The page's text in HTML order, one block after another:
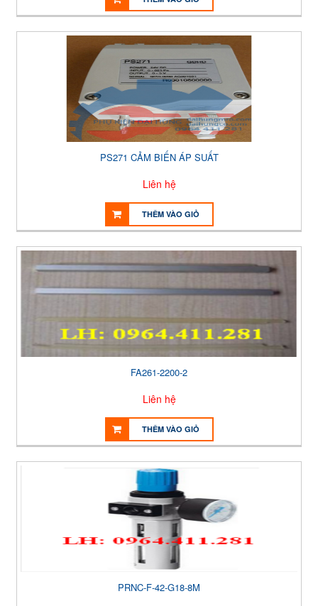
PS271 CẢM BIẾN ÁP SUẤT
Liên hệ
THÊM VÀO GIỎ
FA261-2200-2
Liên hệ
THÊM VÀO GIỎ
PRNC-F-42-G18-8M